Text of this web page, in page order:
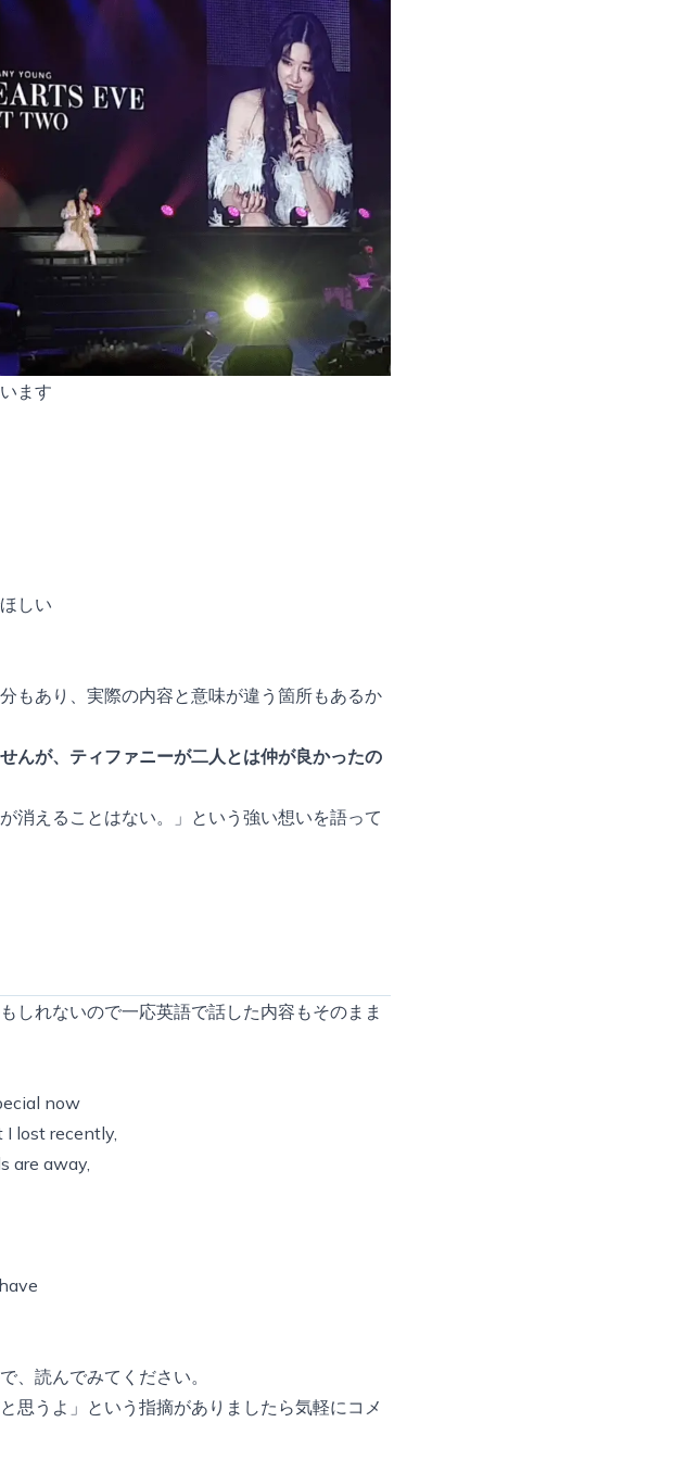
ます
しい
もあり、実際の内容と意味が違う箇所もあるか
んが、ティファニーが二人とは仲が良かったの
消えることはない。」という強い想いを語って
しれないので一応英語で話した内容もそのまま
now
I lost recently,
are away,
、読んでみてください。
思うよ」という指摘がありましたら気軽にコメ